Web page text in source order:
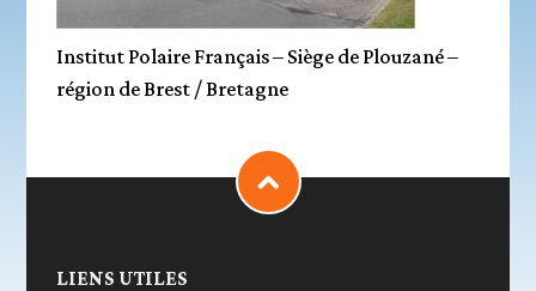
Institut Polaire Français – Siège de Plouzané –
région de Brest / Bretagne
LIENS UTILES